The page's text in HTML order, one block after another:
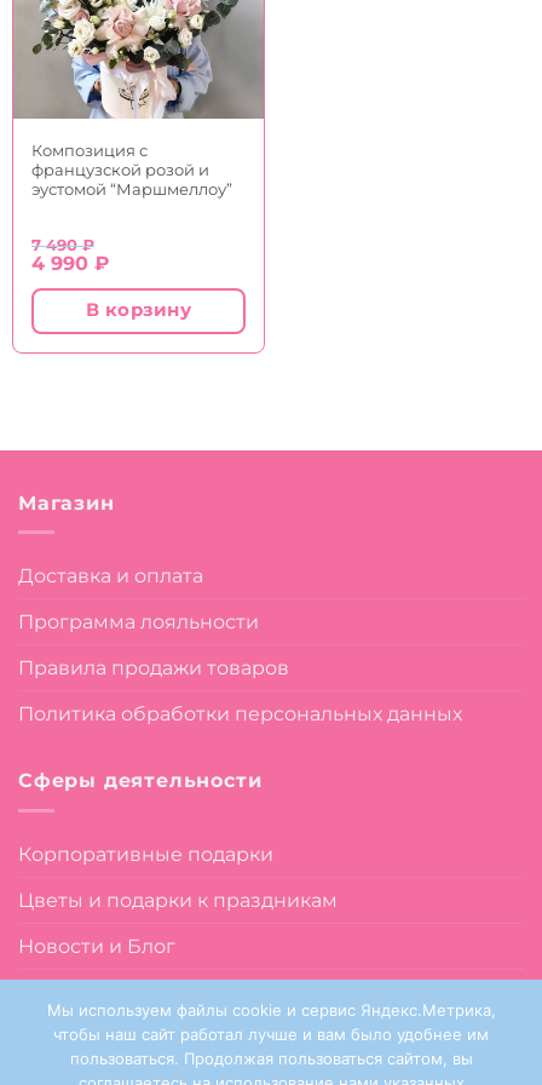
Композиция с
французской розой и
эустомой “Маршмеллоу”
7 490₽
Первоначальная
составляла
490 ₽.
4 990 ₽
Текущая
4
990 ₽.В корзину
Магазин
Доставка и оплата
Программа лояльности
Правила продажи товаров
Политика обработки персональных данных
Сферы деятельности
Корпоративные подарки
Цветы и подарки к праздникам
Новости и Блог
Мы используем файлы cookie и сервис Яндекс.Метрика,
чтобы наш сайт работал лучше и вам было удобнее им
пользоваться. Продолжая пользоваться сайтом, вы